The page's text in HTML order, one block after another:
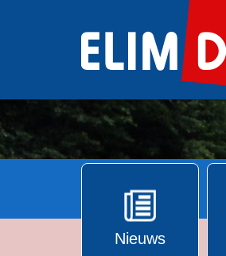
Nieuws